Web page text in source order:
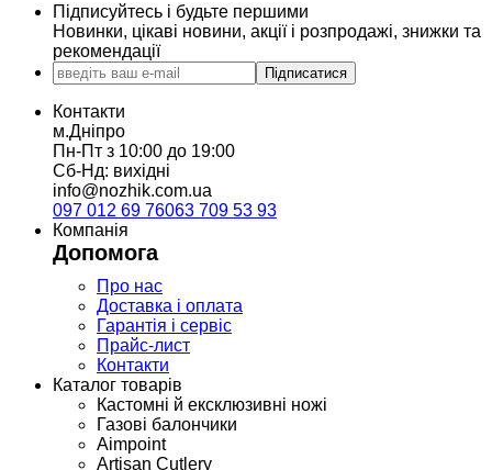
Підписуйтесь і будьте першими
Новинки, цікаві новини, акції і розпродажі, знижки та
рекомендації
Підписатися
Контакти
м.Дніпро
Пн-Пт з 10:00 до 19:00
Сб-Нд: вихідні
info@nozhik.com.ua
097 012 69 76063 709 53 93
Компанія
Допомога
Про нас
Доставка і оплата
Гарантія і сервіс
Прайс-лист
Контакти
Каталог товарів
Кастомні й ексклюзивні ножі
Газові балончики
Aimpoint
Artisan Cutlery